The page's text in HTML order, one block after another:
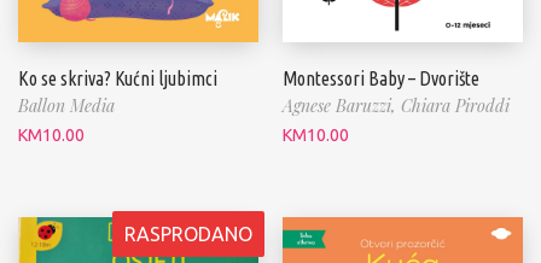
Ko se skriva? Kućni ljubimci
Ballon Media
KM10.00
Montessori Baby – Dvorište
Agnese Baruzzi, Chiara Piroddi
KM10.00
RASPRODANO